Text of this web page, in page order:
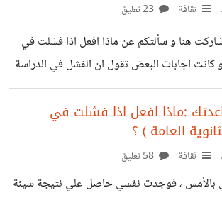
ثقافة
هنا و سألتكم عن ماذا افعل اذا فشلت في
اجابات البعض تقول ان الفشل في الدراسة
الفشل في الحياة العملية ( و هذا ما قرأته في
) و لكن ماذا يعني اصلا النجاح او الفشل في
؟ أي ما المعيار الذي علي اساسه نقول ان هذا
حياته العملية ام لا ؟ هل علي اساس الأموال
ام مهاراته
:ماذا افعل اذا فشلت في
العامة ) ؟
ثقافة
، فوجدت نفسي حاصل علي نتيجة سيئة